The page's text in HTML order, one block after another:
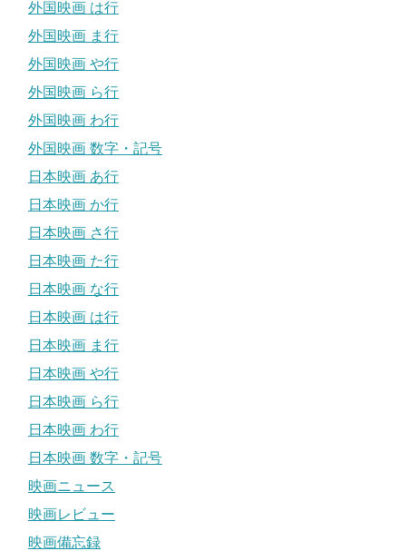
外国映画 は行
外国映画 ま行
外国映画 や行
外国映画 ら行
外国映画 わ行
外国映画 数字・記号
日本映画 あ行
日本映画 か行
日本映画 さ行
日本映画 た行
日本映画 な行
日本映画 は行
日本映画 ま行
日本映画 や行
日本映画 ら行
日本映画 わ行
日本映画 数字・記号
映画ニュース
映画レビュー
映画備忘録